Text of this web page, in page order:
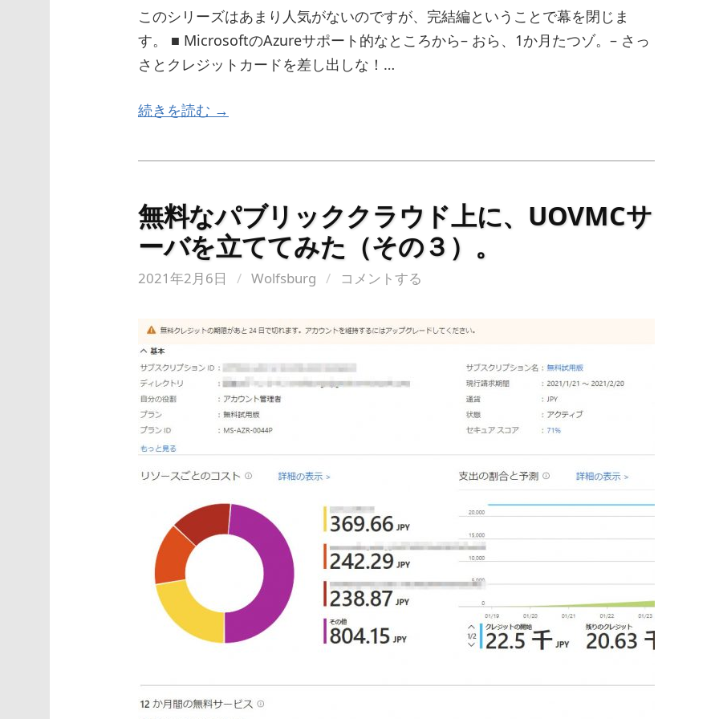
このシリーズはあまり人気がないのですが、完結編ということで幕を閉じま
す。 ■ MicrosoftのAzureサポート的なところから– おら、1か月たつゾ。– さっ
さとクレジットカードを差し出しな！…
続きを読む →
無料なパブリッククラウド上に、UOVMCサ
ーバを立ててみた（その３）。
2021年2月6日 / Wolfsburg / コメントする